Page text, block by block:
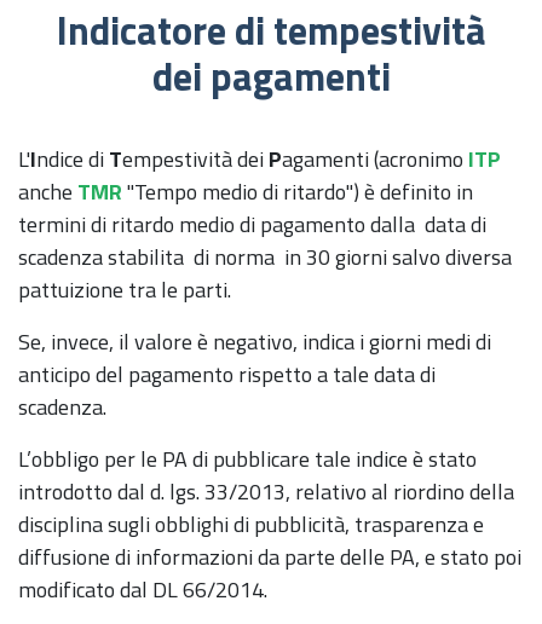
Indicatore di tempestività
dei pagamenti
L'Indice diTempestività deiPagamenti (acronimo ITP
anche TMR"Tempo medio di ritardo") è definito in
termini di ritardo medio di pagamento dalla data di
scadenza stabilita di norma in 30 giorni salvo diversa
pattuizione tra le parti.
Se, invece, il valore è negativo, indica i giorni medi di
anticipo del pagamento rispetto a tale data di
scadenza.
L’obbligo per le PA di pubblicare tale indice è stato
introdotto dal d. lgs. 33/2013, relativo al riordino della
disciplina sugli obblighi di pubblicità, trasparenza e
diffusione di informazioni da parte delle PA, e stato poi
modificato dal DL 66/2014.